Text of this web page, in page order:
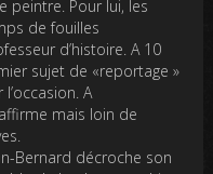
peintre. Pour lui, les
de fouilles
d’histoire. A 10
sujet de «reportage »
A
mais loin de
Bernard décroche son